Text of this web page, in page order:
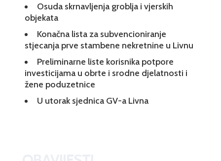
Osuda skrnavljenja groblja i vjerskih
objekata
Konačna lista za subvencioniranje
stjecanja prve stambene nekretnine u Livnu
Preliminarne liste korisnika potpore
investicijama u obrte i srodne djelatnosti i
žene poduzetnice
U utorak sjednica GV-a Livna